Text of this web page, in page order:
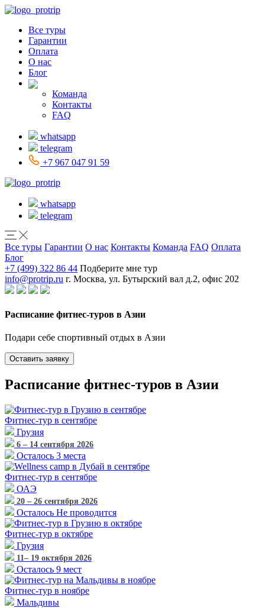
Все туры
Гарантии
Оплата
О нас
Блог
Команда
Контакты
FAQ
whatsapp
telegram
+7 967 047 91 59
whatsapp
telegram
Все туры Гарантии О нас Контакты Команда FAQ Оплата
Блог
+7 (499) 322 86 44 Подберите мне тур
info@protrip.ru г. Москва, ул. Бутырский вал д.2, офис 202
Расписание фитнес-туров в Азии
Подари себе спортивный отдых в Азии
Оставить заявку
Расписание фитнес-туров в Азии
Фитнес-тур в сентябре
Грузия
6 – 14 сентября 2026
Осталось 3 места
Фитнес-тур в сентябре
ОАЭ
20 – 26 сентября 2026
Осталось Не проводится
Фитнес-тур в октябре
Грузия
11– 19 октября 2026
Осталось 9 мест
Фитнес-тур в ноябре
Мальдивы